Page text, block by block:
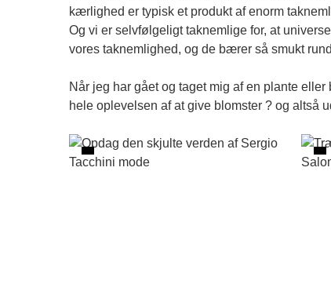
kærlighed er typisk et produkt af enorm
Og vi er selvfølgeligt taknemlige for, at
vores taknemlighed, og de bærer så smukt
Når jeg har gået og taget mig af en plante
hele oplevelsen af at give blomster ? og altså